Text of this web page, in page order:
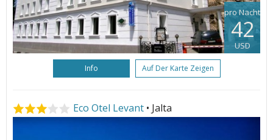
pro Nacht
42
USD
Info Auf Der Karte Zeigen
Eco Otel Levant • Jalta